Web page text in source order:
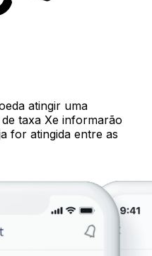
atingir uma
taxa Xe informarão
for atingida entre as